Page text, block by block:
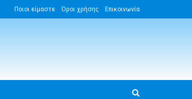
Ποιοι είμαστε Όροι χρήσης Επικοινωνία